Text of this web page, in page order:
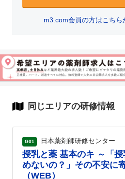
m3.com会員の方はこちら
同じエリアの研修情報
G01 日本薬剤師研修センター
授乳と薬 基本のキ ～「
めないの？」その不安に
（WEB）